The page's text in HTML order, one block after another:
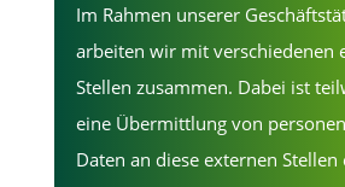
Im Rahmen unserer
arbeiten wir mit verschiedenen
Stellen zusammen. Dabei ist
eine Übermittlung von
Daten an diese externen